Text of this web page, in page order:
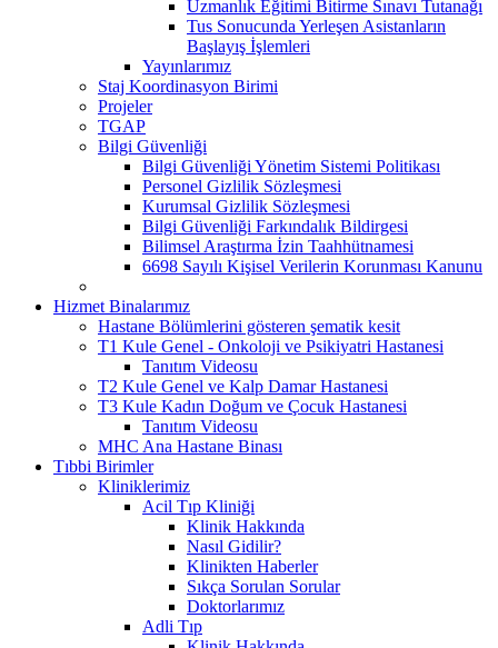
Uzmanlık Eğitimi Bitirme Sınavı Tutanağı
Tus Sonucunda Yerleşen Asistanların
Başlayış İşlemleri
Yayınlarımız
Staj Koordinasyon Birimi
Projeler
TGAP
Bilgi Güvenliği
Bilgi Güvenliği Yönetim Sistemi Politikası
Personel Gizlilik Sözleşmesi
Kurumsal Gizlilik Sözleşmesi
Bilgi Güvenliği Farkındalık Bildirgesi
Bilimsel Araştırma İzin Taahhütnamesi
6698 Sayılı Kişisel Verilerin Korunması Kanunu
Hizmet Binalarımız
Hastane Bölümlerini gösteren şematik kesit
T1 Kule Genel - Onkoloji ve Psikiyatri Hastanesi
Tanıtım Videosu
T2 Kule Genel ve Kalp Damar Hastanesi
T3 Kule Kadın Doğum ve Çocuk Hastanesi
Tanıtım Videosu
MHC Ana Hastane Binası
Tıbbi Birimler
Kliniklerimiz
Acil Tıp Kliniği
Klinik Hakkında
Nasıl Gidilir?
Klinikten Haberler
Sıkça Sorulan Sorular
Doktorlarımız
Adli Tıp